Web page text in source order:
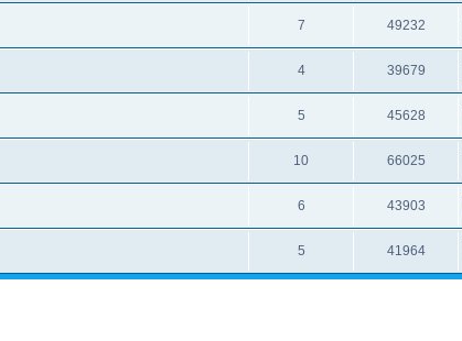
7 49232
4 39679
5 45628
10 66025
6 43903
5 41964